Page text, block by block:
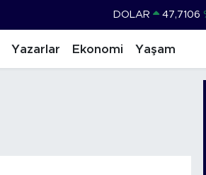
DOLAR 47,7106
STERLİN 64,4046
Yazarlar Ekonomi Yaşam